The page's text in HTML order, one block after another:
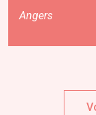
Angers